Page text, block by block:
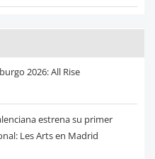
2026: All Rise
estrena su primer
Les Arts en Madrid